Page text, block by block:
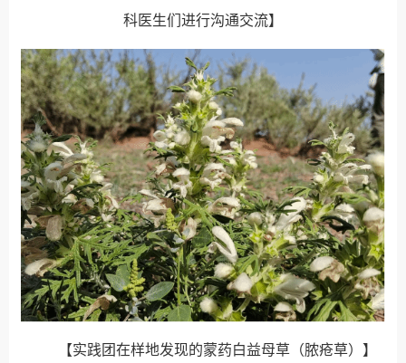
科医生们进行沟通交流】
【实践团在样地发现的蒙药白益母草（脓疮草）】